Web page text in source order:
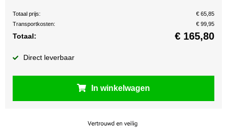
Totaal prijs:
€ 65,85
Transportkosten:
€ 99,95
Totaal: € 165,80
Direct leverbaar
In winkelwagen